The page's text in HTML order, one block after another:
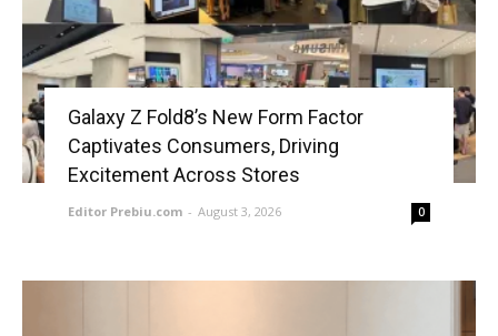
Galaxy Z Fold8’s New Form Factor
Captivates Consumers, Driving
Excitement Across Stores
Editor Prebiu.com - August 3, 2026 0